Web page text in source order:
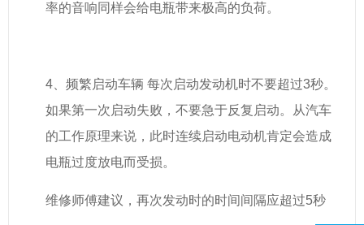
率的音响同样会给电瓶带来极高的负荷。
4、频繁启动车辆 每次启动发动机时不要超过3秒。
如果第一次启动失败，不要急于反复启动。从汽车
的工作原理来说，此时连续启动电动机肯定会造成
电瓶过度放电而受损。
维修师傅建议，再次发动时的时间间隔应超过5秒